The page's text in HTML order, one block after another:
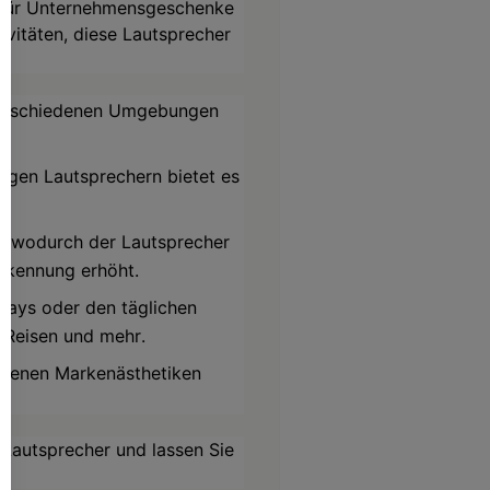
Unternehmensgeschenke
diese Lautsprecher
Umgebungen
Lautsprechern bietet es
wodurch der Lautsprecher
erhöht.
oder den täglichen
und mehr.
Markenästhetiken
und lassen Sie